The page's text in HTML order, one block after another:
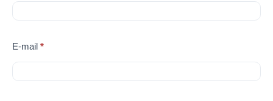
E-mail *